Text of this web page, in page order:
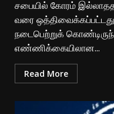
சபையில் கோரம்
வரை
நடைபெற்றுக்
எண்ணிக்கையிலான...
Read More